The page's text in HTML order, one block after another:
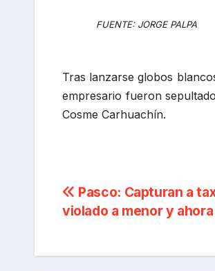
FUENTE: JORGE PALPA
Tras lanzarse globos
empresario fueron
Cosme Carhuachín.
Navegación
de
entradas
Pasco: Capturan a
violado a menor y